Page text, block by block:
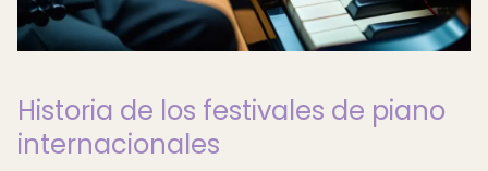
Historia de los festivales de piano
internacionales